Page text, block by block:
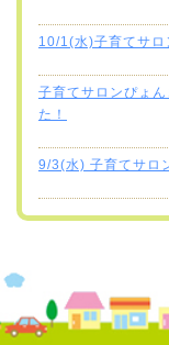
10/1(水)子育てサロ
子育てサロンぴょ
た！
9/3(水) 子育てサロ